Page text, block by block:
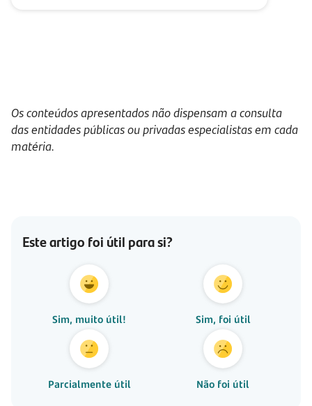
Os conteúdos apresentados não dispensam a consulta
das entidades públicas ou privadas especialistas em cada
matéria.
Este artigo foi útil para si?
Sim, muito útil! Sim, foi útil
Parcialmente útil Não foi útil